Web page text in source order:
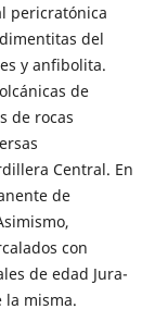
pericratónica
del
y anfibolita.
de
de rocas
Central. En
de
con
de edad Jura-
la misma.